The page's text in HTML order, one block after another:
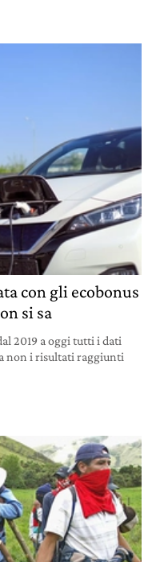
con gli ecobonus
si sa
2019 a oggi tutti i dati
non i risultati raggiunti